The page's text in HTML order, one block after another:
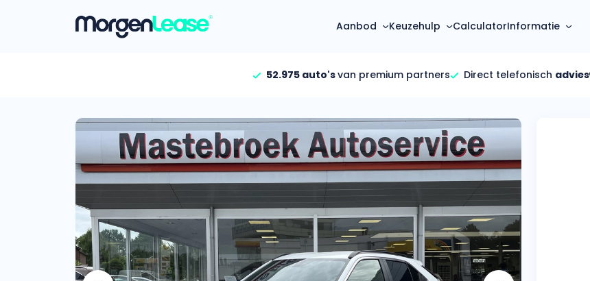
Aanbod
Gehele aanbod
Bekijk volledig aanbod
Gezinsauto’s
Bekijk alle gezinsauto’s
Hele aanbod
Bekijk alle stadsauto’s
EV’s/Hybrides
Bekijk alle electrische auto’s
Mercedes-Benz
(3500+ auto's)
Volkswagen
(4500+ auto's)
Volvo
(1000+ auto's)
Audi
(2000+ auto's)
Keuzehulp
Hoeveel kan ik lenen?
Bereken in één minuut
Calculator
Maandbedrag berekenen
Offerte vergelijken
Wij geven jou een betere deal
CalculatorInformatie
Over ons
Gehele FAQ’s
Bekijk volledige FAQ’s
Zakelijk
Vragen over zakelijk
Particulier
Vragen over particulier
52.975 auto'svan premium partners Direct telefonisch advies